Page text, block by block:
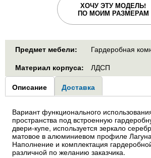
ХОЧУ ЭТУ МОДЕЛЬ!
ПО МОИМ РАЗМЕРАМ
Предмет мебели:
Гардеробная
Материал корпуса:
ЛДСП
Group1
Описание (активная
вкладка)
Доставка
Вариант функционального использования тупикового
пространства под встроенную гардеробную комнату. Две
двери-купе, используется зеркало
матовое в алюминиевом профиле
Наполнение и комплектация гардеробной может быть
различной по желанию заказчика.